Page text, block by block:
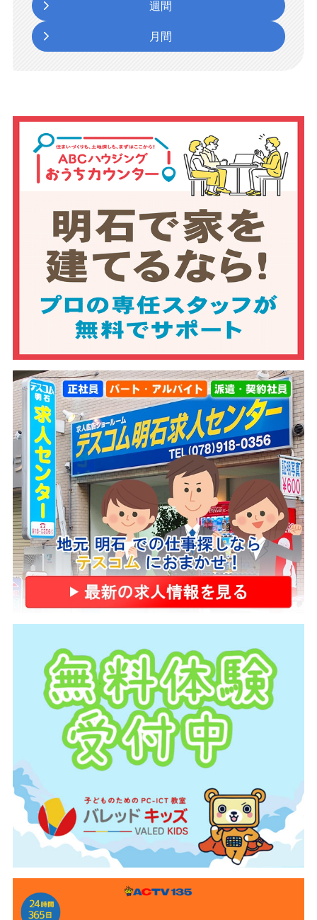
週間
月間